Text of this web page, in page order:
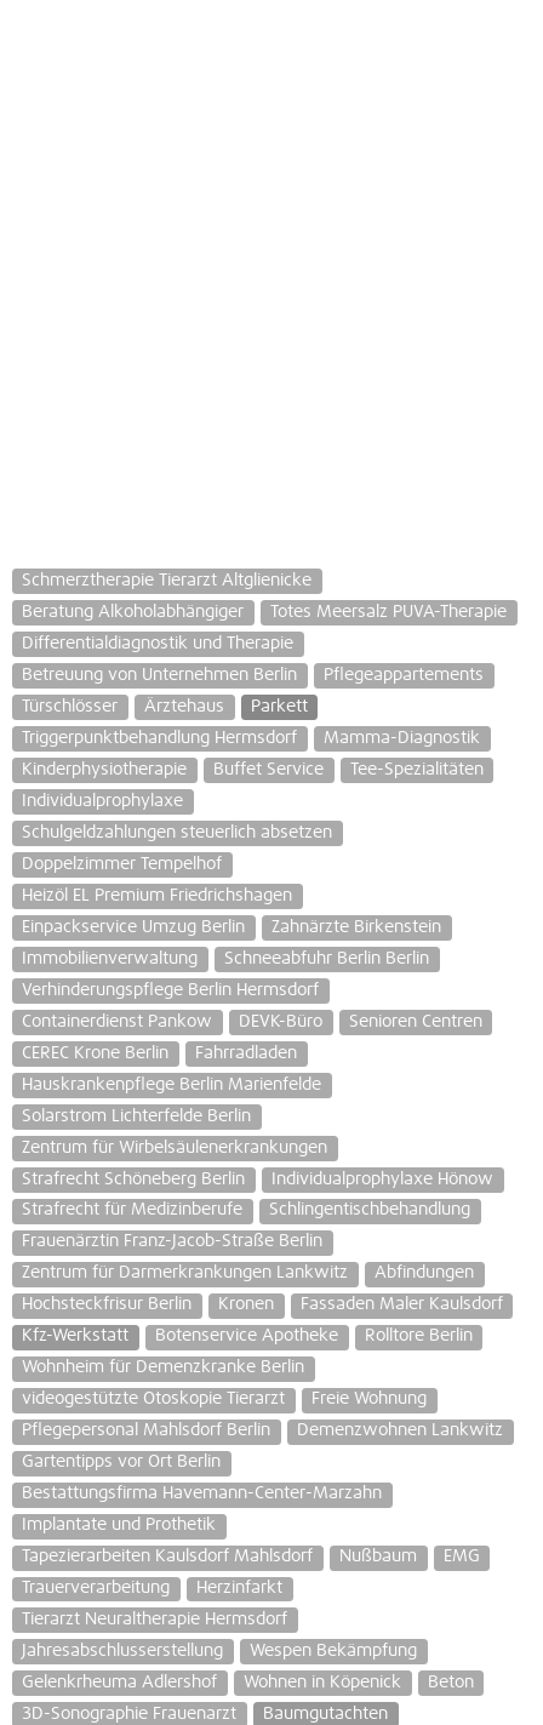
Schmerztherapie Tierarzt Altglienicke
Beratung Alkoholabhängiger
Totes Meersalz PUVA-Therapie
Differentialdiagnostik und Therapie
Betreuung von Unternehmen Berlin
Pflegeappartements
Türschlösser
Ärztehaus
Parkett
Triggerpunktbehandlung Hermsdorf
Mamma-Diagnostik
Kinderphysiotherapie
Buffet Service
Tee-Spezialitäten
Individualprophylaxe
Schulgeldzahlungen steuerlich absetzen
Doppelzimmer Tempelhof
Heizöl EL Premium Friedrichshagen
Einpackservice Umzug Berlin
Zahnärzte Birkenstein
Immobilienverwaltung
Schneeabfuhr Berlin Berlin
Verhinderungspflege Berlin Hermsdorf
Containerdienst Pankow
DEVK-Büro
Senioren Centren
CEREC Krone Berlin
Fahrradladen
Hauskrankenpflege Berlin Marienfelde
Solarstrom Lichterfelde Berlin
Zentrum für Wirbelsäulenerkrankungen
Strafrecht Schöneberg Berlin
Individualprophylaxe Hönow
Strafrecht für Medizinberufe
Schlingentischbehandlung
Frauenärztin Franz-Jacob-Straße Berlin
Zentrum für Darmerkrankungen Lankwitz
Abfindungen
Hochsteckfrisur Berlin
Kronen
Fassaden Maler Kaulsdorf
Kfz-Werkstatt
Botenservice Apotheke
Rolltore Berlin
Wohnheim für Demenzkranke Berlin
videogestützte Otoskopie Tierarzt
Freie Wohnung
Pflegepersonal Mahlsdorf Berlin
Demenzwohnen Lankwitz
Gartentipps vor Ort Berlin
Bestattungsfirma Havemann-Center-Marzahn
Implantate und Prothetik
Tapezierarbeiten Kaulsdorf Mahlsdorf
Nußbaum
EMG
Trauerverarbeitung
Herzinfarkt
Tierarzt Neuraltherapie Hermsdorf
Jahresabschlusserstellung
Wespen Bekämpfung
Gelenkrheuma Adlershof
Wohnen in Köpenick
Beton
3D-Sonographie Frauenarzt
Baumgutachten